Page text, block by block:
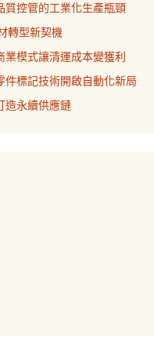
質控管的工業化生產瓶頸
轉型新契機
業模式讓清運成本變獲利
標記技術開啟自動化新局
造永續供應鏈